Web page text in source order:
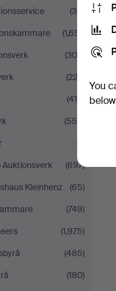
(311)
(1,651)
(309)
(222)
(415)
(554)
(7)
(697)
Kleinhenz
(65)
(749)
(1,975)
(485)
(180)
You